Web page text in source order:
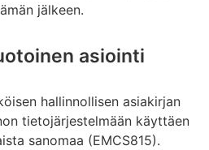
jälkeen.
asiointi
hallinnollisen asiakirjan
tietojärjestelmään käyttäen
sanomaa (EMCS815).